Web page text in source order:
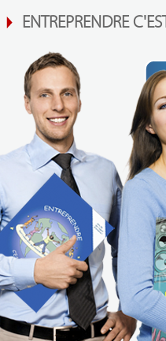
ENTREPRENDRE